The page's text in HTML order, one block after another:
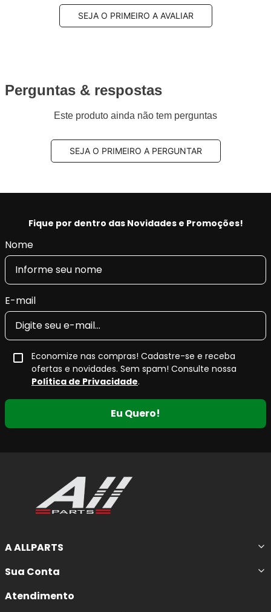
SEJA O PRIMEIRO A AVALIAR
Perguntas & respostas
Este produto ainda não tem perguntas
SEJA O PRIMEIRO A PERGUNTAR
Fique por dentro das Novidades e Promoções!
Nome
E-mail
Economize nas compras! Cadastre-se e receba
ofertas e novidades. Sem spam! Consulte nossa
Política de Privacidade.
Eu Quero!
A ALLPARTS
Sua Conta
Atendimento